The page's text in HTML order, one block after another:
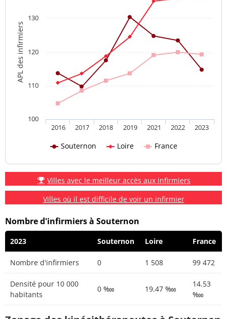
APL des infirmiers
Souternon Loire France
2016 2017 2018 2019 2021 2022 2023
100
110
120
130
Villes avec le meilleur accès aux infirmiers
Villes où il est difficile de voir un infirmier
Nombre d'infirmiers à Souternon
2023 Souternon Loire France
Nombre d'infirmiers 0 1 508 99 472
Densité pour 10 000
habitants
0 ‱ 19.47 ‱
14.53
‱